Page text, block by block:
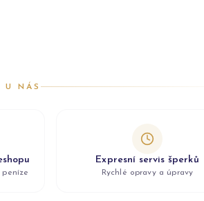
U NÁS
peníze
Expresní servis šperků
Rychlé opravy a úpravy